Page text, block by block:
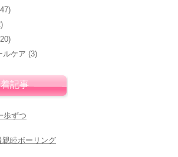
ルケア (3)
記事
歩ずつ
睦ボーリング